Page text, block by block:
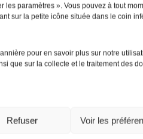
les paramètres ». Vous pouvez à tout
sur la petite icône située dans le coin
pour en savoir plus sur notre
que sur la collecte et le traitement des
Refuser Voir les